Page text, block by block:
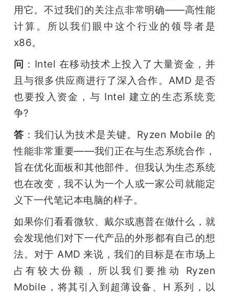
用它。不过我们的关注点非常明确——高性能
计算。所以我们眼中这个行业的领导者是
x86。
问 ：Intel 在移动技术上投入了大量资金，并
且与很多供应商进行了深入合作。AMD 是否
也要投入资金，与 Intel 建立的生态系统竞
争?
答 ：我们认为技术是关键。Ryzen Mobile 的
性能非常重要——我们正在与生态系统合作，
旨在优化面板和其他部件。但我认为生态系统
也在改变，我不认为一个人或一家公司就能定
义下一代笔记本电脑的样子。
如果你们看看微软、戴尔或惠普在做什么，就
会发现他们对下一代产品的外形都有自己的想
法。对于 AMD 来说，我们的目标是在市场上
占有较大份额，所以我们要推动 Ryzen
Mobile，将其引入到超薄设备、H 系列，以